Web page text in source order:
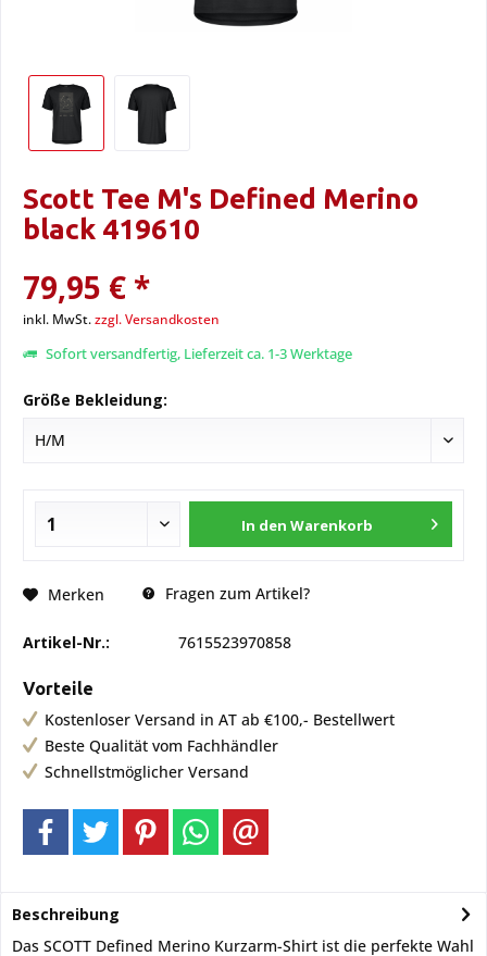
Scott Tee M's Defined Merino
black 419610
79,95 € *
inkl. MwSt.zzgl. Versandkosten
Sofort versandfertig, Lieferzeit ca. 1-3 Werktage
Größe Bekleidung:
In den Warenkorb
Merken Fragen zum Artikel?
Artikel-Nr.: 7615523970858
Vorteile
Kostenloser Versand in AT ab €100,- Bestellwert
Beste Qualität vom Fachhändler
Schnellstmöglicher Versand
Beschreibung
Das SCOTT Defined Merino Kurzarm-Shirt ist die perfekte Wahl